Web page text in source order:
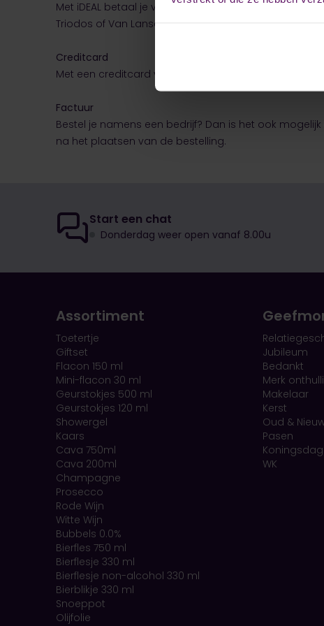
Met iDEAL betaal je via het internetbankieren van jouw
Triodos of Van Lanschot? Dan kun je via iDEAL betalen.
Creditcard
Met een creditcard van Mastercard, Visa of Maestro
Factuur
Bestel je namens een bedrijf? Dan is het ook
na het plaatsen van de bestelling.
Start een chat
Donderdag weer open vanaf 8.00u
Assortiment
Toetertje
Giftset
Flacon 150 ml
Mini-flacon 30 ml
Geurstokjes 500 ml
Geurstokjes 120 ml
Showergel
Kaars
Cava 750ml
Cava 200ml
Champagne
Prosecco
Rode Wijn
Witte Wijn
Bubbels 0.0%
Bierfles 750 ml
Bierflesje 330 ml
Bierflesje non-alcohol 330 ml
Bierblikje 330 ml
Snoeppot
Olijfolie
Jubileum
Bedankt
Merk
Makelaar
Kerst
Oud &
Pasen
Koningsdag
WK